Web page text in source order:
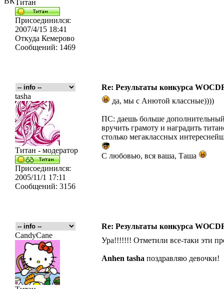
Титан
Присоединился:
2007/4/15 18:41
Откуда Кемерово
Сообщений: 1469
Re: Результаты конкурса
tasha
Титан - модератор
Присоединился:
2005/11/1 17:11
Сообщений: 3156
да, мы с Анютой классные))))
ПС: даешь больше дополнительный
вручить грамоту и наградить
столько мегаклассных
С любовью, вся ваша, Таша
Re: Результаты конкурса
CandyCane
Ура!!!!!!! Отметили все-таки эти
Anhen tasha поздравляю девочки!